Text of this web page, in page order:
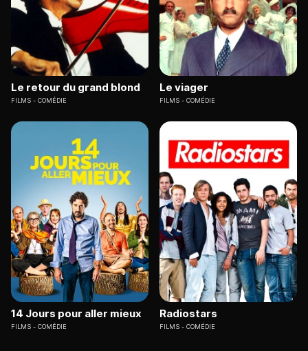
Le retour du grand blond
FILMS COMÉDIE
Le viager
FILMS COMÉDIE
14 Jours pour aller mieux
FILMS COMÉDIE
Radiostars
FILMS COMÉDIE